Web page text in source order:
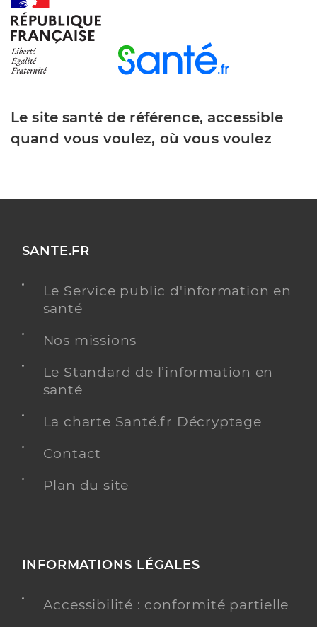
Le site santé de référence, accessible
quand vous voulez, où vous voulez
SANTE.FR
Le Service public d'information en
santé
Nos missions
Le Standard de l’information en
santé
La charte Santé.fr Décryptage
Contact
Plan du site
INFORMATIONS LÉGALES
Accessibilité : conformité partielle